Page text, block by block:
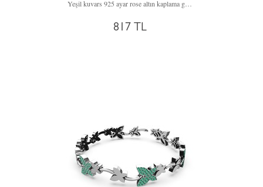
Yeşil kuvars 925 ayar rose altın kaplama gümüş bilezik (20 cm gümüş rolo zincir)
817 TL